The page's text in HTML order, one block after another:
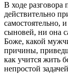
В ходе разговора
действительно
самостоятельно,
сыновей, ни она
Боже, какой
причины,
как учится жить
непростой